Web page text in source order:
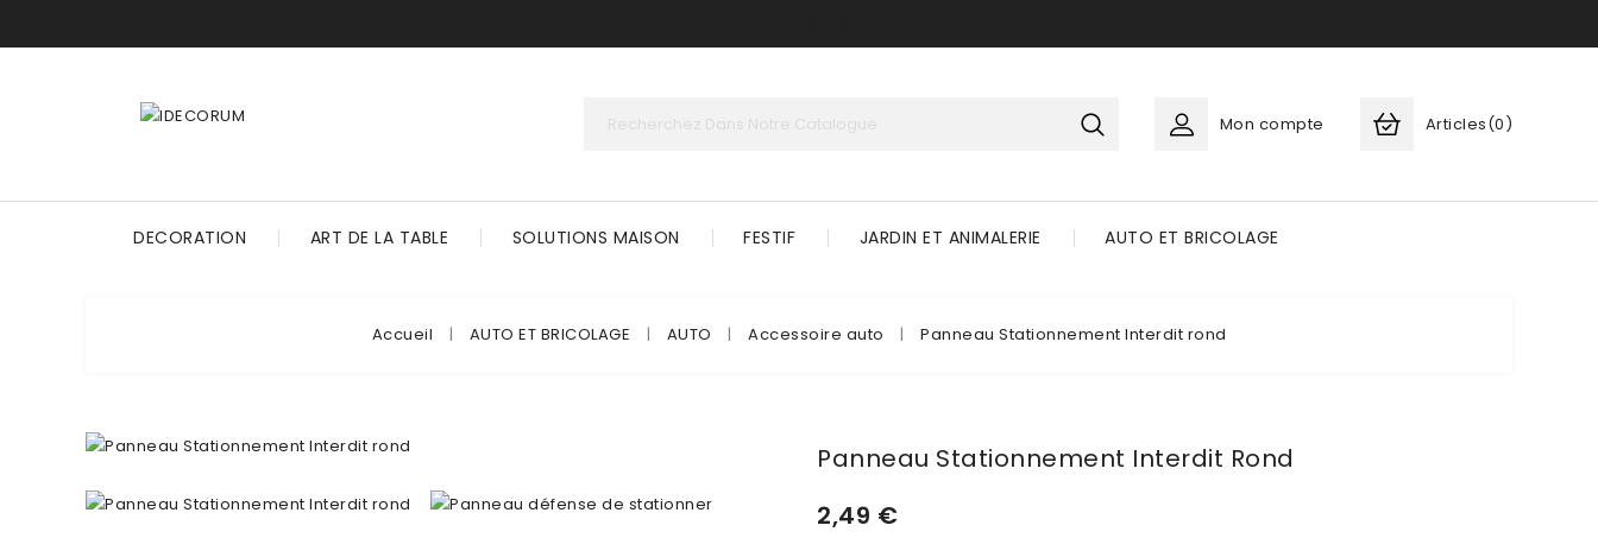
Articles(0)
Mon compte
DECORATION ART DE LA TABLE SOLUTIONS MAISON FESTIF JARDIN ET ANIMALERIE AUTO ET BRICOLAGE
Accueil AUTO ET BRICOLAGE AUTO Accessoire auto Panneau Stationnement Interdit rond
Panneau Stationnement Interdit Rond
2,49 €